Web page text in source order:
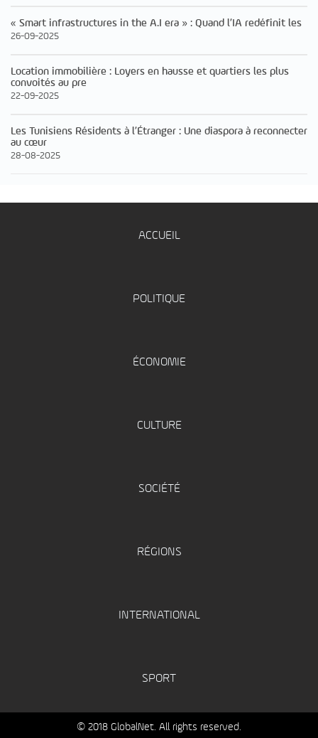
« Smart infrastructures in the A.I era » : Quand l’IA redéfinit les
26-09-2025
Location immobilière : Loyers en hausse et quartiers les plus
convoités au pre
22-09-2025
Les Tunisiens Résidents à l’Étranger : Une diaspora à reconnecter
au cœur
28-08-2025
ACCUEIL
POLITIQUE
ÉCONOMIE
CULTURE
SOCIÉTÉ
RÉGIONS
INTERNATIONAL
SPORT
© 2018 GlobalNet. All rights reserved.